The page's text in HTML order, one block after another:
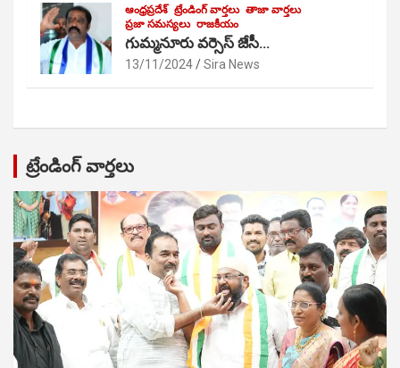
ఆంధ్రప్రదేశ్ ట్రేండింగ్ వార్తలు తాజా వార్తలు
ప్రజా సమస్యలు రాజకీయం
గుమ్మనూరు వర్సెస్ జేసీ…
13/11/2024 Sira News
ట్రేండింగ్ వార్తలు